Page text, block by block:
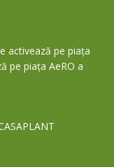
activează pe piața
pe piața AeRO a